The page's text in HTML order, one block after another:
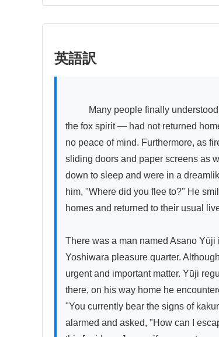
英語訳
the fox spirit — had not returned
no peace of mind. Furthermore, as
sliding doors and paper screens as
down to sleep and were in a
him, "Where did you flee to?" He
homes and returned to their usual
There was a man named Asano
Yoshiwara pleasure quarter.
urgent and important matter. Yūji
there, on his way home he
"You currently bear the signs of
alarmed and asked, "How can I